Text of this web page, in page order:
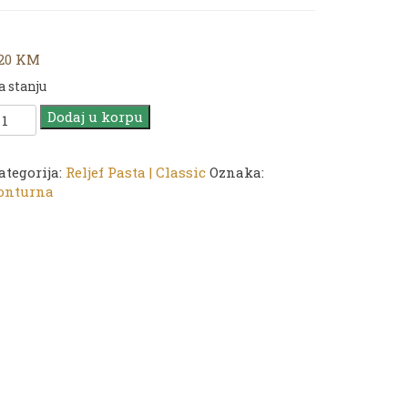
KM
stanju
Dodaj u korpu
Reljef Pasta | Classic Oznaka: